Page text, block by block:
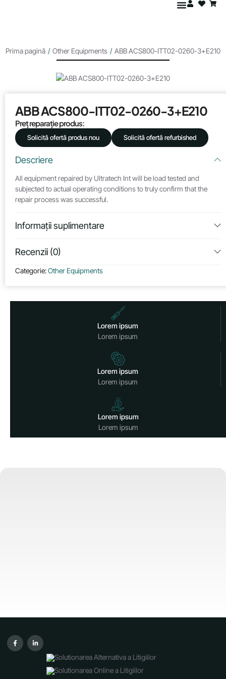
Prima pagină / Other Equipments / ABB ACS800-ITT02-0260-3+E210
ABB ACS800-ITT02-0260-3+E210
Preț reparație produs:
Solicită ofertă produs nou Solicită ofertă refurbished
Descriere
All equipment repaired by Ultratech Int will be load tested and
subjected to actual operating conditions to truly confirm that the
repair process was successful.
Informații suplimentare
Recenzii (0)
Categorie:Other Equipments
Lorem ipsum
Lorem ipsum
Lorem ipsum
Lorem ipsum
Lorem ipsum
Lorem ipsum